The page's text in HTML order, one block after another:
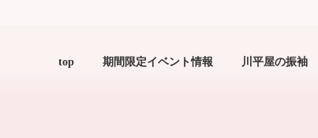
top 期間限定イベント情報 川平屋の振袖